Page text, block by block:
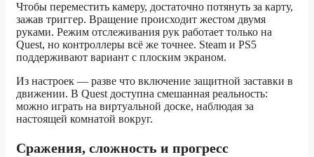
Чтобы переместить камеру, достаточно потянуть за карту,
зажав триггер. Вращение происходит жестом двумя
руками. Режим отслеживания рук работает только на
Quest, но контроллеры всё же точнее. Steam и PS5
поддерживают вариант с плоским экраном.
Из настроек — разве что включение защитной заставки в
движении. В Quest доступна смешанная реальность:
можно играть на виртуальной доске, наблюдая за
настоящей комнатой вокруг.
Сражения, сложность и прогресс